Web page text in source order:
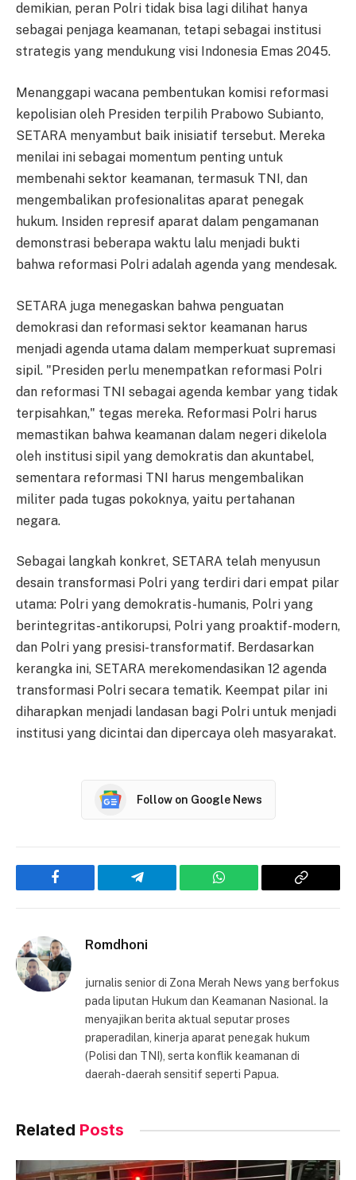
demikian, peran Polri tidak bisa lagi dilihat hanya
sebagai penjaga keamanan, tetapi sebagai institusi
strategis yang mendukung visi Indonesia Emas 2045.
Menanggapi wacana pembentukan komisi reformasi
kepolisian oleh Presiden terpilih Prabowo Subianto,
SETARA menyambut baik inisiatif tersebut. Mereka
menilai ini sebagai momentum penting untuk
membenahi sektor keamanan, termasuk TNI, dan
mengembalikan profesionalitas aparat penegak
hukum. Insiden represif aparat dalam pengamanan
demonstrasi beberapa waktu lalu menjadi bukti
bahwa reformasi Polri adalah agenda yang mendesak.
SETARA juga menegaskan bahwa penguatan
demokrasi dan reformasi sektor keamanan harus
menjadi agenda utama dalam memperkuat supremasi
sipil. "Presiden perlu menempatkan reformasi Polri
dan reformasi TNI sebagai agenda kembar yang tidak
terpisahkan," tegas mereka. Reformasi Polri harus
memastikan bahwa keamanan dalam negeri dikelola
oleh institusi sipil yang demokratis dan akuntabel,
sementara reformasi TNI harus mengembalikan
militer pada tugas pokoknya, yaitu pertahanan
negara.
Sebagai langkah konkret, SETARA telah menyusun
desain transformasi Polri yang terdiri dari empat pilar
utama: Polri yang demokratis-humanis, Polri yang
berintegritas-antikorupsi, Polri yang proaktif-modern,
dan Polri yang presisi-transformatif. Berdasarkan
kerangka ini, SETARA merekomendasikan 12 agenda
transformasi Polri secara tematik. Keempat pilar ini
diharapkan menjadi landasan bagi Polri untuk menjadi
institusi yang dicintai dan dipercaya oleh masyarakat.
Follow on Google News
Facebook Telegram WhatsApp
Copy
Romdhoni
jurnalis senior di Zona Merah News yang berfokus
pada liputan Hukum dan Keamanan Nasional. Ia
menyajikan berita aktual seputar proses
praperadilan, kinerja aparat penegak hukum
(Polisi dan TNI), serta konflik keamanan di
daerah-daerah sensitif seperti Papua.
Related Posts